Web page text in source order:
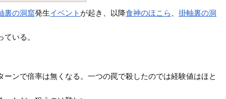
裏の洞窟発生イベント が起き、以降食神のほこら 、掛軸裏の洞
いる。
ンで倍率は無くなる。一つの罠で殺したのでは経験値はほと